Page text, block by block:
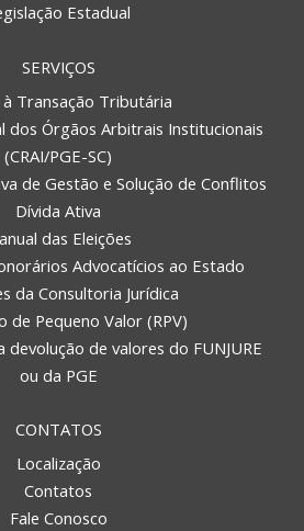
Estadual
SERVIÇOS
Transação Tributária
dos Órgãos Arbitrais Institucionais
(CRAI/PGE-SC)
de Gestão e Solução de Conflitos
Dívida Ativa
das Eleições
Advocatícios ao Estado
da Consultoria Jurídica
de Pequeno Valor (RPV)
de valores do FUNJURE
ou da PGE
CONTATOS
Localização
Contatos
Fale Conosco